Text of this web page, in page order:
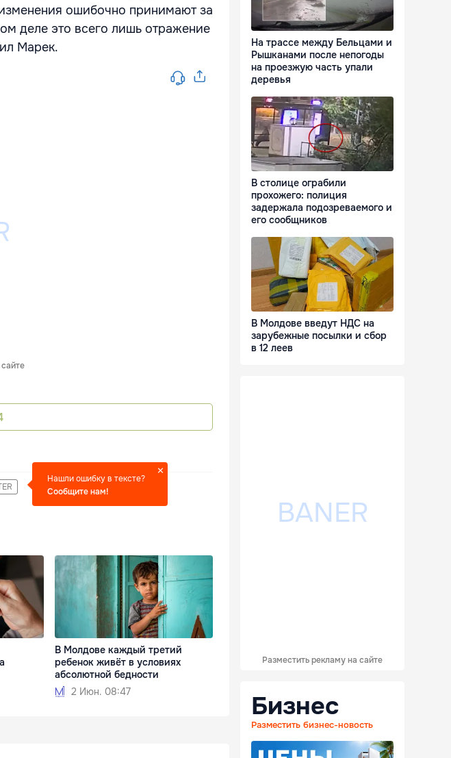
ошибочно принимают за
деле это всего лишь отражение
Марек.
Нашли ошибку в тексте?
Сообщите нам!
В Молдове каждый третий
ребенок живёт в условиях
абсолютной бедности
2 Июн. 08:47
На трассе между Бельцами и
Рышканами после непогоды
на проезжую часть упали
деревья
В столице ограбили
прохожего: полиция
задержала подозреваемого и
его сообщников
В Молдове введут НДС на
зарубежные посылки и сбор
в 12 леев
Разместить рекламу на сайте
Бизнес
Разместить бизнес-новость